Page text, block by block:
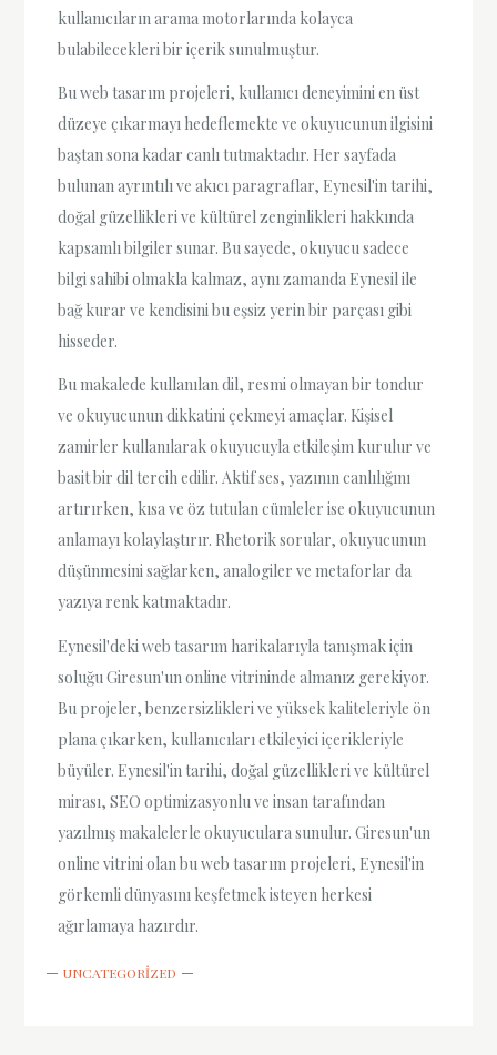
kullanıcıların arama motorlarında kolayca
bulabilecekleri bir içerik sunulmuştur.
Bu web tasarım projeleri, kullanıcı deneyimini en üst
düzeye çıkarmayı hedeflemekte ve okuyucunun ilgisini
baştan sona kadar canlı tutmaktadır. Her sayfada
bulunan ayrıntılı ve akıcı paragraflar, Eynesil'in tarihi,
doğal güzellikleri ve kültürel zenginlikleri hakkında
kapsamlı bilgiler sunar. Bu sayede, okuyucu sadece
bilgi sahibi olmakla kalmaz, aynı zamanda Eynesil ile
bağ kurar ve kendisini bu eşsiz yerin bir parçası gibi
hisseder.
Bu makalede kullanılan dil, resmi olmayan bir tondur
ve okuyucunun dikkatini çekmeyi amaçlar. Kişisel
zamirler kullanılarak okuyucuyla etkileşim kurulur ve
basit bir dil tercih edilir. Aktif ses, yazının canlılığını
artırırken, kısa ve öz tutulan cümleler ise okuyucunun
anlamayı kolaylaştırır. Rhetorik sorular, okuyucunun
düşünmesini sağlarken, analogiler ve metaforlar da
yazıya renk katmaktadır.
Eynesil'deki web tasarım harikalarıyla tanışmak için
soluğu Giresun'un online vitrininde almanız gerekiyor.
Bu projeler, benzersizlikleri ve yüksek kaliteleriyle ön
plana çıkarken, kullanıcıları etkileyici içerikleriyle
büyüler. Eynesil'in tarihi, doğal güzellikleri ve kültürel
mirası, SEO optimizasyonlu ve insan tarafından
yazılmış makalelerle okuyuculara sunulur. Giresun'un
online vitrini olan bu web tasarım projeleri, Eynesil'in
görkemli dünyasını keşfetmek isteyen herkesi
ağırlamaya hazırdır.
UNCATEGORIZED